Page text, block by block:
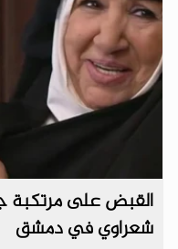
القبض على مرتكبة
شعراوي في دمشق